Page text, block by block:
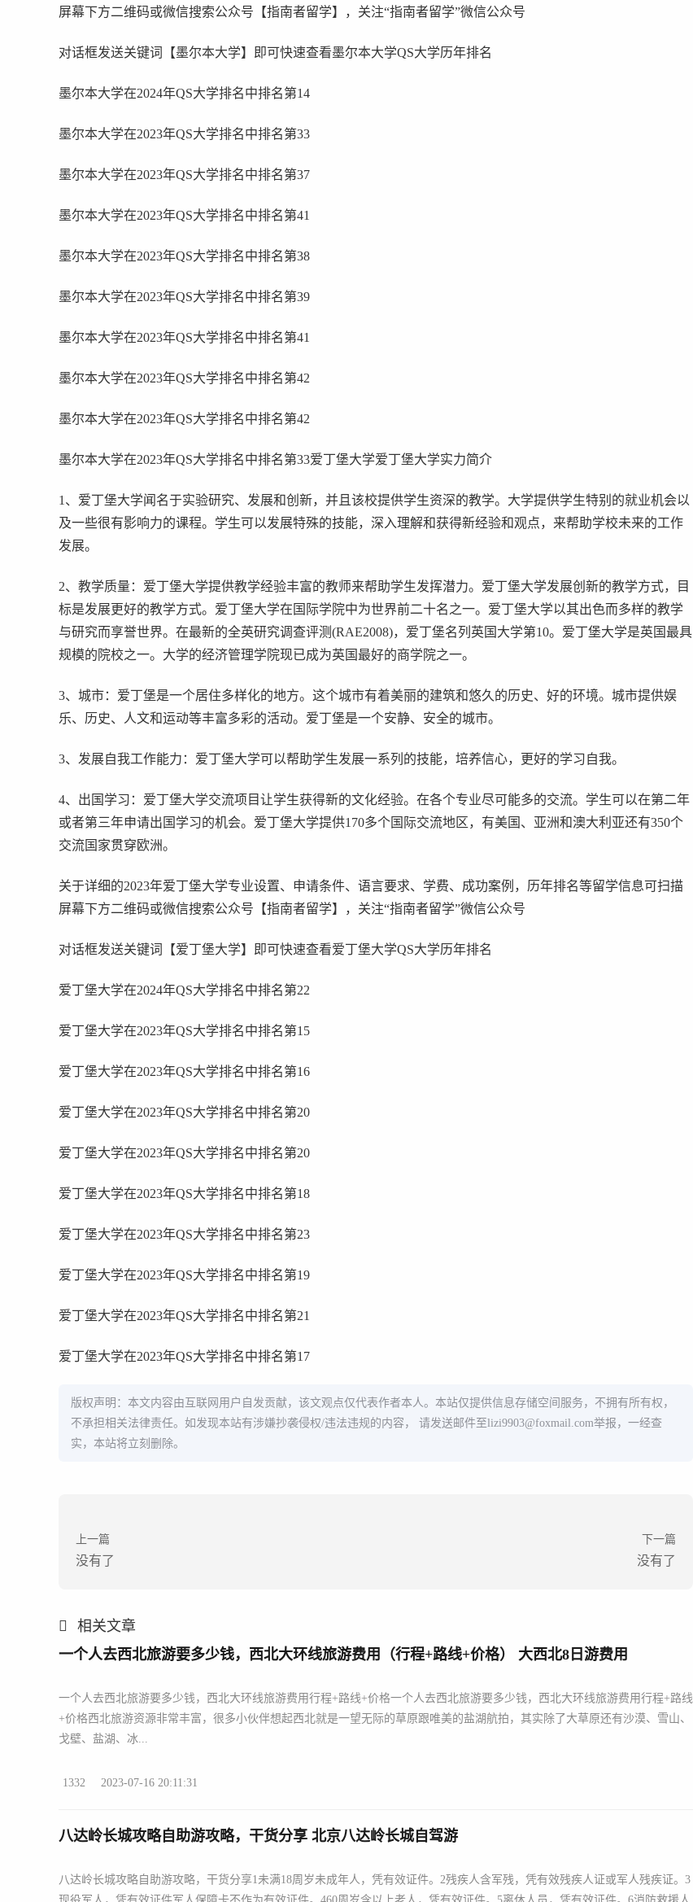
屏幕下方二维码或微信搜索公众号【指南者留学】，关注“指南者留学”微信公众号
对话框发送关键词【墨尔本大学】即可快速查看墨尔本大学QS大学历年排名
墨尔本大学在2024年QS大学排名中排名第14
墨尔本大学在2023年QS大学排名中排名第33
墨尔本大学在2023年QS大学排名中排名第37
墨尔本大学在2023年QS大学排名中排名第41
墨尔本大学在2023年QS大学排名中排名第38
墨尔本大学在2023年QS大学排名中排名第39
墨尔本大学在2023年QS大学排名中排名第41
墨尔本大学在2023年QS大学排名中排名第42
墨尔本大学在2023年QS大学排名中排名第42
墨尔本大学在2023年QS大学排名中排名第33爱丁堡大学爱丁堡大学实力简介
1、爱丁堡大学闻名于实验研究、发展和创新，并且该校提供学生资深的教学。大学提供学生特别的就业机会以
及一些很有影响力的课程。学生可以发展特殊的技能，深入理解和获得新经验和观点，来帮助学校未来的工作
发展。
2、教学质量：爱丁堡大学提供教学经验丰富的教师来帮助学生发挥潜力。爱丁堡大学发展创新的教学方式，目
标是发展更好的教学方式。爱丁堡大学在国际学院中为世界前二十名之一。爱丁堡大学以其出色而多样的教学
与研究而享誉世界。在最新的全英研究调查评测(RAE2008)，爱丁堡名列英国大学第10。爱丁堡大学是英国最具
规模的院校之一。大学的经济管理学院现已成为英国最好的商学院之一。
3、城市：爱丁堡是一个居住多样化的地方。这个城市有着美丽的建筑和悠久的历史、好的环境。城市提供娱
乐、历史、人文和运动等丰富多彩的活动。爱丁堡是一个安静、安全的城市。
3、发展自我工作能力：爱丁堡大学可以帮助学生发展一系列的技能，培养信心，更好的学习自我。
4、出国学习：爱丁堡大学交流项目让学生获得新的文化经验。在各个专业尽可能多的交流。学生可以在第二年
或者第三年申请出国学习的机会。爱丁堡大学提供170多个国际交流地区，有美国、亚洲和澳大利亚还有350个
交流国家贯穿欧洲。
关于详细的2023年爱丁堡大学专业设置、申请条件、语言要求、学费、成功案例，历年排名等留学信息可扫描
屏幕下方二维码或微信搜索公众号【指南者留学】，关注“指南者留学”微信公众号
对话框发送关键词【爱丁堡大学】即可快速查看爱丁堡大学QS大学历年排名
爱丁堡大学在2024年QS大学排名中排名第22
爱丁堡大学在2023年QS大学排名中排名第15
爱丁堡大学在2023年QS大学排名中排名第16
爱丁堡大学在2023年QS大学排名中排名第20
爱丁堡大学在2023年QS大学排名中排名第20
爱丁堡大学在2023年QS大学排名中排名第18
爱丁堡大学在2023年QS大学排名中排名第23
爱丁堡大学在2023年QS大学排名中排名第19
爱丁堡大学在2023年QS大学排名中排名第21
爱丁堡大学在2023年QS大学排名中排名第17
版权声明：本文内容由互联网用户自发贡献，该文观点仅代表作者本人。本站仅提供信息存储空间服务，不拥有所有权，
不承担相关法律责任。如发现本站有涉嫌抄袭侵权/违法违规的内容， 请发送邮件至lizi9903@foxmail.com举报，一经查
实，本站将立刻删除。
上一篇
没有了
下一篇
没有了
相关文章
一个人去西北旅游要多少钱，西北大环线旅游费用（行程+路线+价格） 大西北8日游费用
一个人去西北旅游要多少钱，西北大环线旅游费用行程+路线+价格一个人去西北旅游要多少钱，西北大环线旅游费用行程+路线
+价格西北旅游资源非常丰富，很多小伙伴想起西北就是一望无际的草原跟唯美的盐湖航拍，其实除了大草原还有沙漠、雪山、
戈壁、盐湖、冰...
1332 2023-07-16 20:11:31
八达岭长城攻略自助游攻略，干货分享 北京八达岭长城自驾游
八达岭长城攻略自助游攻略，干货分享1未满18周岁未成年人，凭有效证件。2残疾人含军残，凭有效残疾人证或军人残疾证。3